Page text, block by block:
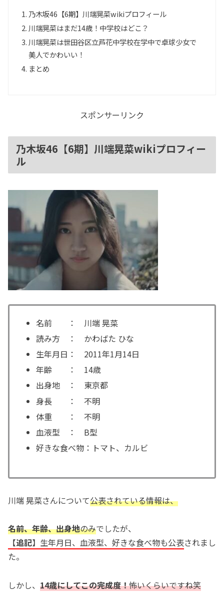
乃木坂46【6期】川端晃菜wikiプロフィール
川端晃菜はまだ14歳！中学校はどこ？
川端晃菜は世田谷区立芦花中学校在学中で卓球少女で
美人でかわいい！
まとめ
スポンサーリンク
乃木坂46【6期】川端晃菜wikiプロフィー
ル
名前 ： 川端 晃菜
読み方 ： かわばた ひな
生年月日： 2011年1月14日
年齢 ： 14歳
出身地 ： 東京都
身長 ： 不明
体重 ： 不明
血液型 ： B型
好きな食べ物：トマト、カルビ
川端 晃菜さんについて公表されている情報は、
名前、年齢、出身地のみでしたが、
【追記】生年月日、血液型、好きな食べ物も公表されまし
た。
しかし、 14歳にしてこの完成度！怖いくらいですね笑